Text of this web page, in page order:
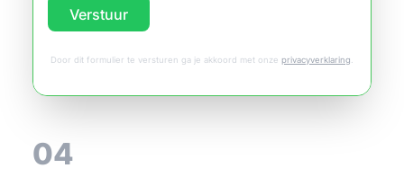
Verstuur
Door dit formulier te versturen ga je akkoord met onze privacyverklaring
04